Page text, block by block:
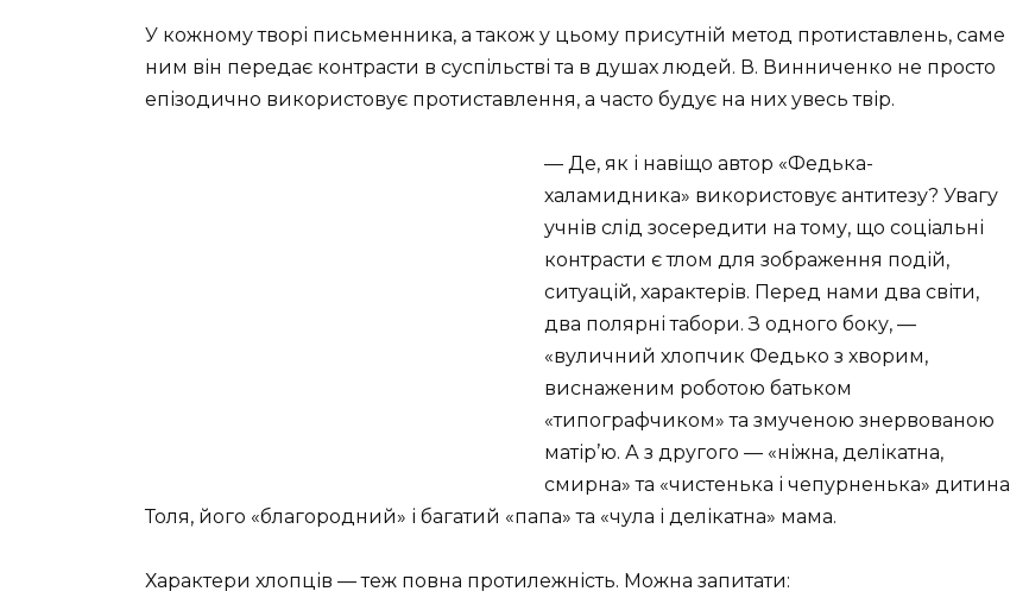
У кожному творі письменника, а також у цьому присутній метод протиставлень, саме
ним він передає контрасти в суспільстві та в душах людей. В. Винниченко не просто
епізодично використовує протиставлення, а часто будує на них увесь твір.
— Де, як і навіщо автор «Федька-
халамидника» використовує антитезу? Увагу
учнів слід зосередити на тому, що соціальні
контрасти є тлом для зображення подій,
ситуацій, характерів. Перед нами два світи,
два полярні табори. З одного боку, —
«вуличний хлопчик Федько з хворим,
виснаженим роботою батьком
«типографчиком» та змученою знервованою
матір’ю. А з другого — «ніжна, делікатна,
смирна» та «чистенька і чепурненька» дитина
Толя, його «благородний» і багатий «папа» та «чула і делікатна» мама.
Характери хлопців — теж повна протилежність. Можна запитати: